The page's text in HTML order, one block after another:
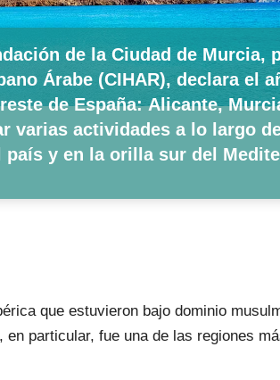
de la Ciudad de Murcia,
Árabe (CIHAR), declara el
de España: Alicante,
varias actividades a lo largo
y en la orilla sur del
que estuvieron bajo dominio
particular, fue una de las regiones